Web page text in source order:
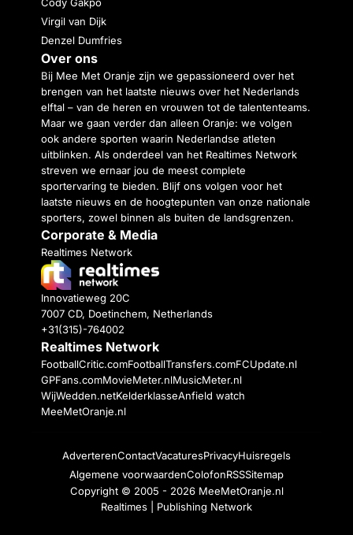
Virgil van Dijk
Denzel Dumfries
Over ons
Bij Mee Met Oranje zijn we gepassioneerd over het
brengen van het laatste nieuws over het Nederlands
elftal – van de heren en vrouwen tot de talententeams.
Maar we gaan verder dan alleen Oranje: we volgen
ook andere sporten waarin Nederlandse atleten
uitblinken. Als onderdeel van het Realtimes Network
streven we ernaar jou de meest complete
sportervaring te bieden. Blijf ons volgen voor het
laatste nieuws en de hoogtepunten van onze nationale
sporters, zowel binnen als buiten de landsgrenzen.
Corporate & Media
Realtimes Network
Innovatieweg 20C
7007 CD, Doetinchem, Netherlands
+31(315)-764002
Realtimes Network
FootballCritic.comFootballTransfers.comFCUpdate.nl
GPFans.comMovieMeter.nlMusicMeter.nl
WijWedden.netKelderklasseAnfield watch
MeeMetOranje.nl
AdverterenContactVacaturesPrivacyHuisregels
Algemene voorwaardenColofonRSSSitemap
Copyright © 2005 - 2026 MeeMetOranje.nl
Realtimes | Publishing Network